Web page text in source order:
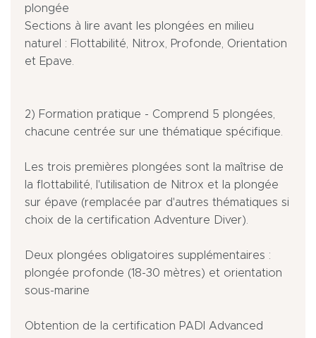
plongée
Sections à lire avant les plongées en milieu
naturel : Flottabilité, Nitrox, Profonde, Orientation
et Epave.
2) Formation pratique - Comprend 5 plongées,
chacune centrée sur une thématique spécifique.
Les trois premières plongées sont la maîtrise de
la flottabilité, l'utilisation de Nitrox et la plongée
sur épave (remplacée par d'autres thématiques si
choix de la certification Adventure Diver).
Deux plongées obligatoires supplémentaires :
plongée profonde (18-30 mètres) et orientation
sous-marine
Obtention de la certification PADI Advanced